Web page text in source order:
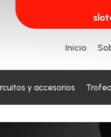
Inicio
y accesorios